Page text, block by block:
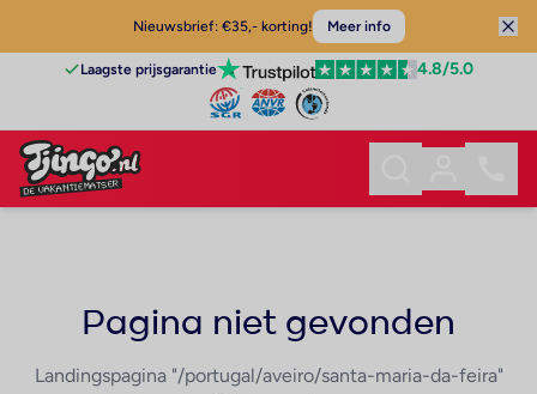
Nieuwsbrief: €35,- korting! Meer info
Laagste prijsgarantie 4.8/5.0
Pagina niet gevonden
Landingspagina "/portugal/aveiro/santa-maria-da-feira"